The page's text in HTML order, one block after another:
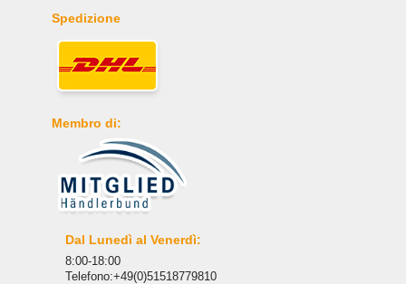
Spedizione
Membro di:
Dal Lunedì al Venerdì:
8:00-18:00
Telefono:+49(0)51518779810